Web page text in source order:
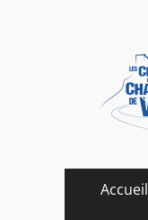
Menu
Accueil